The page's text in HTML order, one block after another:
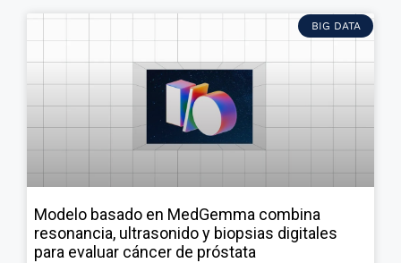
BIG DATA
Modelo basado en MedGemma combina
resonancia, ultrasonido y biopsias digitales
para evaluar cáncer de próstata